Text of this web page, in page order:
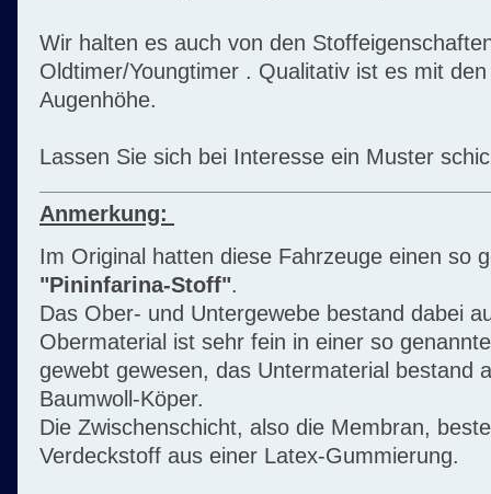
Wir halten es auch von den
Oldtimer/Youngtimer . Qualitativ ist es mit
Augenhöhe.
Lassen Sie sich bei Interesse ein Muster
Anmerkung:
Im Original hatten diese Fahrzeuge einen so
"Pininfarina-Stoff".
Das Ober- und Untergewebe bestand dabei
Obermaterial ist sehr fein in einer so
gewebt gewesen, das Untermaterial bestand
Baumwoll-Köper.
Die Zwischenschicht, also die Membran,
Verdeckstoff aus einer Latex-Gummierung.